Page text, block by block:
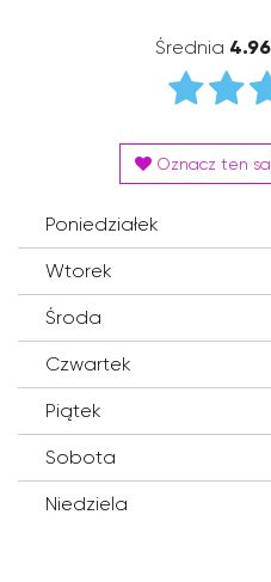
Średnia 4.96
Oznacz ten
Poniedziałek
Wtorek
Środa
Czwartek
Piątek
Sobota
Niedziela